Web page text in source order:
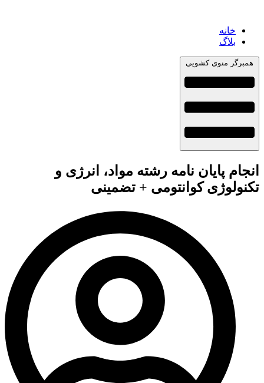
خانه
بلاگ
همبرگر منوی کشویی
انجام پایان نامه رشته مواد، انرژی و
تکنولوژی کوانتومی + تضمینی